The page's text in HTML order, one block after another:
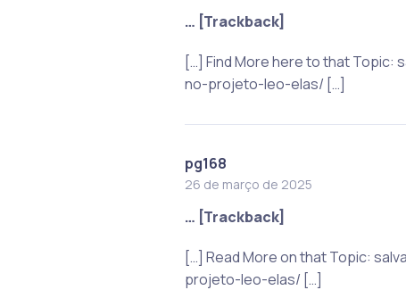
… [Trackback]
[…] Find More here to that
no-projeto-leo-elas/ […]
pg168
26 de março de 2025
… [Trackback]
[…] Read More on that Topic:
projeto-leo-elas/ […]